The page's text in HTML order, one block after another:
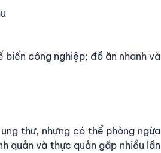
công nghiệp; đồ ăn nhanh và
thư, nhưng có thể phòng ngừa
quản và thực quản gấp nhiều lần